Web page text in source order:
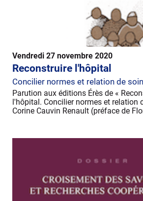
Vendredi 27 novembre 2020
Reconstruire l'hôpital
Concilier normes et relation de soin
Parution aux éditions Érès de «
l'hôpital. Concilier normes et relation
Corine Cauvin Renault (préface de